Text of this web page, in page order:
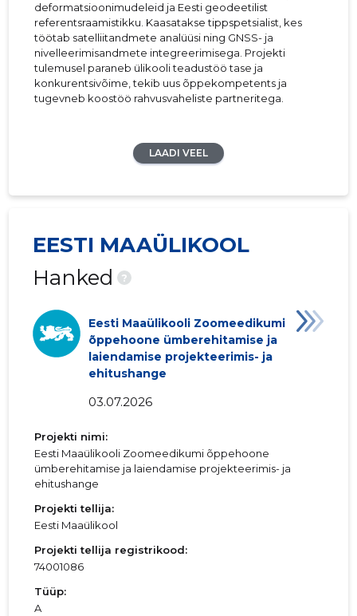
deformatsioonimudeleid ja Eesti geodeetilist
referentsraamistikku. Kaasatakse tippspetsialist, kes
töötab satelliitandmete analüüsi ning GNSS- ja
nivelleerimisandmete integreerimisega. Projekti
tulemusel paraneb ülikooli teadustöö tase ja
konkurentsivõime, tekib uus õppekompetents ja
tugevneb koostöö rahvusvaheliste partneritega.
LAADI VEEL
EESTI MAAÜLIKOOL
Hanked
?
Eesti Maaülikooli Zoomeedikumi
õppehoone ümberehitamise ja
laiendamise projekteerimis- ja
ehitushange
03.07.2026
Projekti nimi:
Eesti Maaülikooli Zoomeedikumi õppehoone
ümberehitamise ja laiendamise projekteerimis- ja
ehitushange
Projekti tellija:
Eesti Maaülikool
Projekti tellija registrikood:
74001086
Tüüp:
A